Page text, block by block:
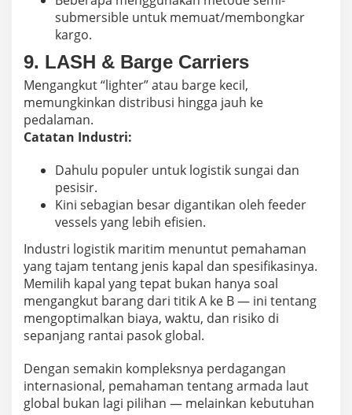
submersible untuk memuat/membongkar
kargo.
9. LASH & Barge Carriers
Mengangkut “lighter” atau barge kecil,
memungkinkan distribusi hingga jauh ke
pedalaman.
Catatan Industri:
Dahulu populer untuk logistik sungai dan
pesisir.
Kini sebagian besar digantikan oleh feeder
vessels yang lebih efisien.
Industri logistik maritim menuntut pemahaman
yang tajam tentang jenis kapal dan spesifikasinya.
Memilih kapal yang tepat bukan hanya soal
mengangkut barang dari titik A ke B — ini tentang
mengoptimalkan biaya, waktu, dan risiko di
sepanjang rantai pasok global.
Dengan semakin kompleksnya perdagangan
internasional, pemahaman tentang armada laut
global bukan lagi pilihan — melainkan kebutuhan